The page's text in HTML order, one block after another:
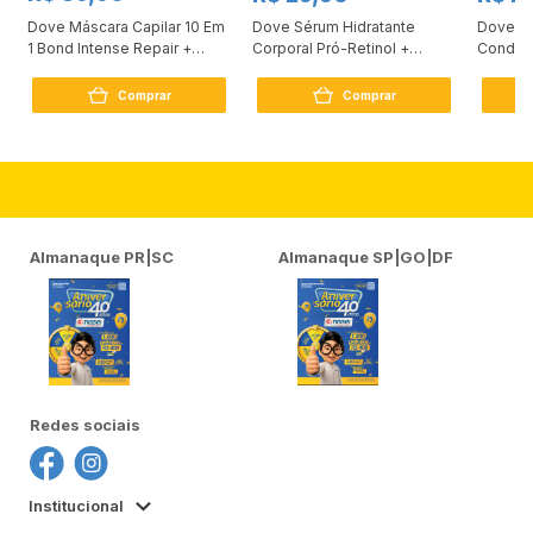
Dove Máscara Capilar 10 Em
1 Bond Intense Repair +
Comprar
Dove Sérum Hidratante
Corporal Pró-Retinol +
Comprar
Dove
Almanaque PR|SC Almanaque SP|GO|DF
Redes sociais
Institucional